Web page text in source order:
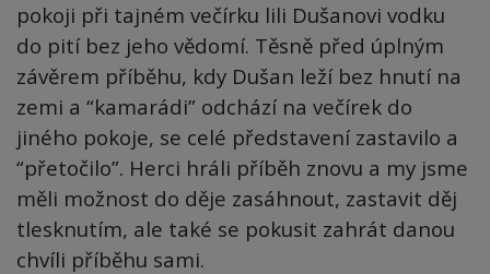
pokoji při tajném večírku lili Dušanovi vodku
do pití bez jeho vědomí. Těsně před úplným
závěrem příběhu, kdy Dušan leží bez hnutí na
zemi a “kamarádi” odchází na večírek do
jiného pokoje, se celé představení zastavilo a
“přetočilo”. Herci hráli příběh znovu a my jsme
měli možnost do děje zasáhnout, zastavit děj
tlesknutím, ale také se pokusit zahrát danou
chvíli příběhu sami.